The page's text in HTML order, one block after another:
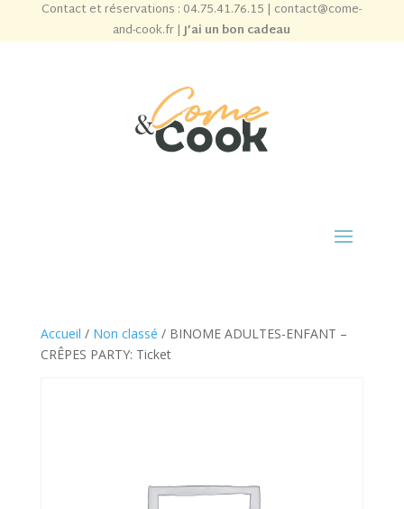
Contact et réservations : 04.75.41.76.15 | contact@come-
and-cook.fr|J’ai un bon cadeau
Accueil / Non classé / BINOME ADULTES-ENFANT –
CRÊPES PARTY: Ticket